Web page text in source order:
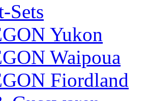
Sets
Yukon
Waipoua
Fiordland